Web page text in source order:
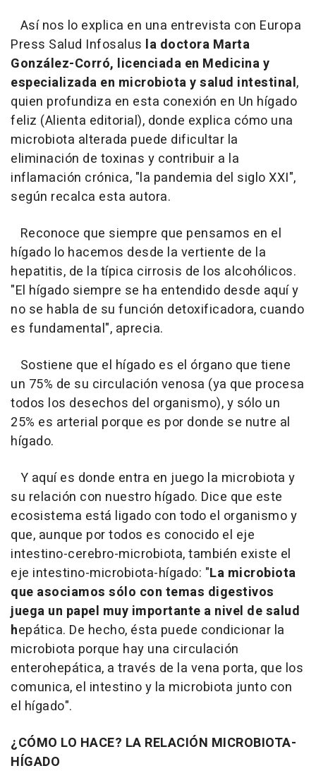
Así nos lo explica en una entrevista con Europa
Press Salud Infosalus la doctora Marta
González-Corró, licenciada en Medicina y
especializada en microbiota y salud intestinal,
quien profundiza en esta conexión en Un hígado
feliz (Alienta editorial), donde explica cómo una
microbiota alterada puede dificultar la
eliminación de toxinas y contribuir a la
inflamación crónica, "la pandemia del siglo XXI",
según recalca esta autora.
Reconoce que siempre que pensamos en el
hígado lo hacemos desde la vertiente de la
hepatitis, de la típica cirrosis de los alcohólicos.
"El hígado siempre se ha entendido desde aquí y
no se habla de su función detoxificadora, cuando
es fundamental", aprecia.
Sostiene que el hígado es el órgano que tiene
un 75% de su circulación venosa (ya que procesa
todos los desechos del organismo), y sólo un
25% es arterial porque es por donde se nutre al
hígado.
Y aquí es donde entra en juego la microbiota y
su relación con nuestro hígado. Dice que este
ecosistema está ligado con todo el organismo y
que, aunque por todos es conocido el eje
intestino-cerebro-microbiota, también existe el
eje intestino-microbiota-hígado: "La microbiota
que asociamos sólo con temas digestivos
juega un papel muy importante a nivel de salud
hepática. De hecho, ésta puede condicionar la
microbiota porque hay una circulación
enterohepática, a través de la vena porta, que los
comunica, el intestino y la microbiota junto con
el hígado".
¿CÓMO LO HACE? LA RELACIÓN MICROBIOTA-
HÍGADO